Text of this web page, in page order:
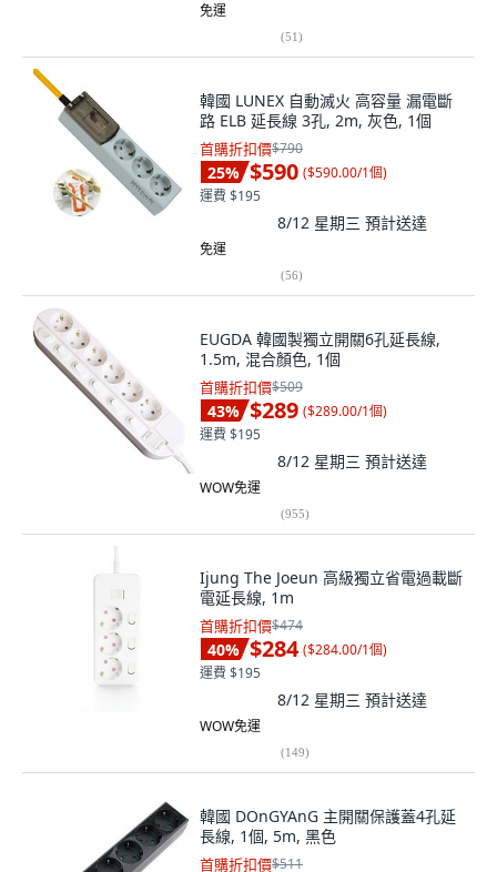
免運
(51)
韓國 LUNEX 自動滅火 高容量 漏電斷
路 ELB 延長線 3孔, 2m, 灰色, 1個
首購折扣價$790
25% $590 ($590.00/1個)
運費 $195
8/12 星期三 預計送達
免運
(56)
EUGDA 韓國製獨立開關6孔延長線,
1.5m, 混合顏色, 1個
首購折扣價$509
43% $289 ($289.00/1個)
運費 $195
8/12 星期三 預計送達
WOW免運
(955)
Ijung The Joeun 高級獨立省電過載斷
電延長線, 1m
首購折扣價$474
40% $284 ($284.00/1個)
運費 $195
8/12 星期三 預計送達
WOW免運
(149)
韓國 DOnGYAnG 主開關保護蓋4孔延
長線, 1個, 5m, 黑色
首購折扣價$511